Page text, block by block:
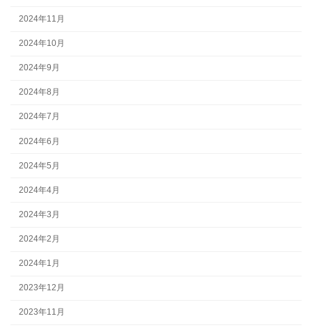
2024年11月
2024年10月
2024年9月
2024年8月
2024年7月
2024年6月
2024年5月
2024年4月
2024年3月
2024年2月
2024年1月
2023年12月
2023年11月